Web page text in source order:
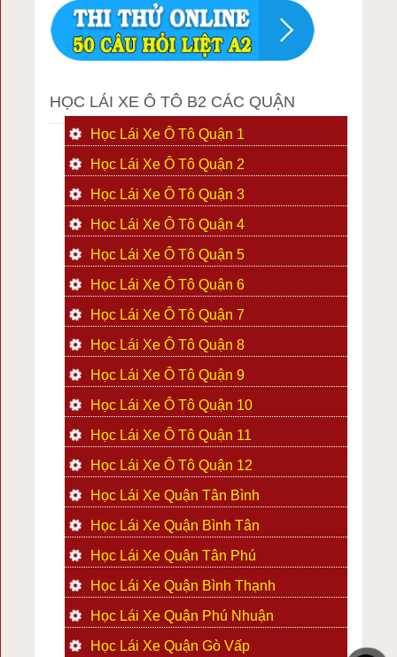
HỌC LÁI XE Ô TÔ B2 CÁC QUẬN
Học Lái Xe Ô Tô Quận 1
Học Lái Xe Ô Tô Quận 2
Học Lái Xe Ô Tô Quận 3
Học Lái Xe Ô Tô Quận 4
Học Lái Xe Ô Tô Quận 5
Học Lái Xe Ô Tô Quận 6
Học Lái Xe Ô Tô Quận 7
Học Lái Xe Ô Tô Quận 8
Học Lái Xe Ô Tô Quận 9
Học Lái Xe Ô Tô Quận 10
Học Lái Xe Ô Tô Quận 11
Học Lái Xe Ô Tô Quận 12
Học Lái Xe Quận Tân Bình
Học Lái Xe Quận Bình Tân
Học Lái Xe Quận Tân Phú
Học Lái Xe Quận Bình Thạnh
Học Lái Xe Quận Phú Nhuận
Học Lái Xe Quận Gò Vấp